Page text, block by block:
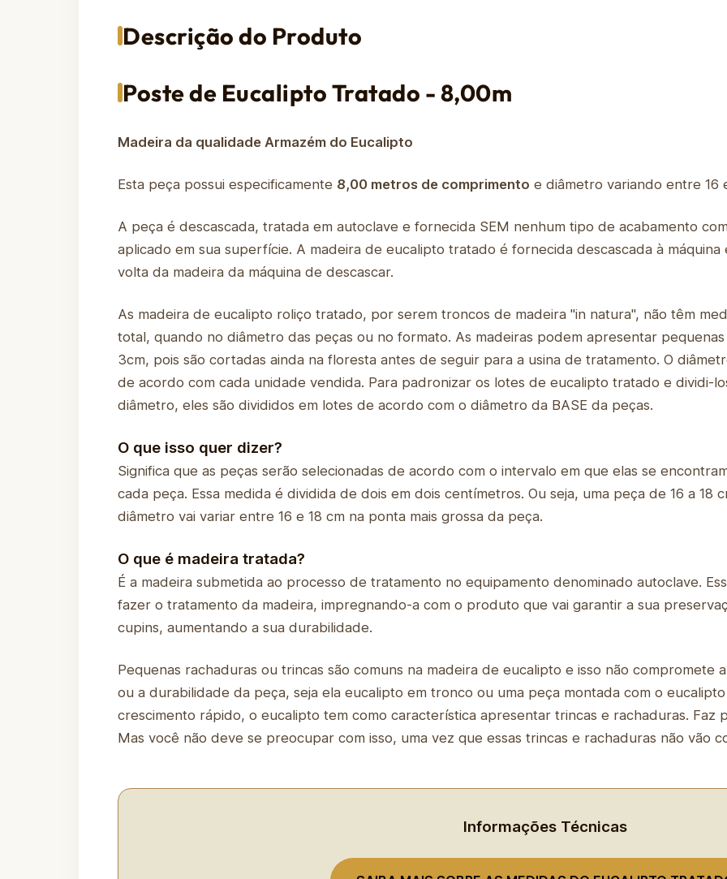
Descrição do Produto
Poste de Eucalipto Tratado - 8,00m
Madeira da qualidade Armazém do Eucalipto
Esta peça possui especificamente 8,00 metros de comprimento e diâmetro variando entre 16
A peça é descascada, tratada em autoclave e fornecida SEM nenhum tipo de acabamento
aplicado em sua superfície. A madeira de eucalipto tratado é fornecida descascada à
volta da madeira da máquina de descascar.
As madeira de eucalipto roliço tratado, por serem troncos de madeira "in natura", não têm
total, quando no diâmetro das peças ou no formato. As madeiras podem apresentar
3cm, pois são cortadas ainda na floresta antes de seguir para a usina de tratamento. O
de acordo com cada unidade vendida. Para padronizar os lotes de eucalipto tratado e dividi-
diâmetro, eles são divididos em lotes de acordo com o diâmetro da BASE da peças.
O que isso quer dizer?
Significa que as peças serão selecionadas de acordo com o intervalo em que elas se
cada peça. Essa medida é dividida de dois em dois centímetros. Ou seja, uma peça de 16 a 18
diâmetro vai variar entre 16 e 18 cm na ponta mais grossa da peça.
O que é madeira tratada?
É a madeira submetida ao processo de tratamento no equipamento denominado autoclave.
fazer o tratamento da madeira, impregnando-a com o produto que vai garantir a sua
cupins, aumentando a sua durabilidade.
Pequenas rachaduras ou trincas são comuns na madeira de eucalipto e isso não compromete
ou a durabilidade da peça, seja ela eucalipto em tronco ou uma peça montada com o
crescimento rápido, o eucalipto tem como característica apresentar trincas e rachaduras. Faz
Mas você não deve se preocupar com isso, uma vez que essas trincas e rachaduras não vão
Informações Técnicas